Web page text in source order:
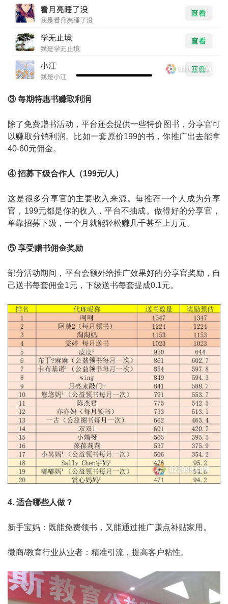
③ 每期特惠书赚取利润
除了免费赠书活动，平台还会提供一些特价图书，分享官可
以赚取分销利润。比如一套原价199的书，你推广出去能拿
40-60元佣金。
④ 招募下级合作人（199元/人）
这是很多分享官的主要收入来源。每推荐一个人成为分享
官，199元都是你的收入，平台不抽成。做得好的分享官，
单靠招募下级，一个月就能轻松赚几千甚至上万元。
⑤ 享受赠书佣金奖励
部分活动期间，平台会额外给推广效果好的分享官奖励，自
己送书每套佣金1元，下级送书每套提成0.1元。
4. 适合哪些人做？
新手宝妈：既能免费领书，又能通过推广赚点补贴家用。
微商/教育行业从业者：精准引流，提高客户粘性。